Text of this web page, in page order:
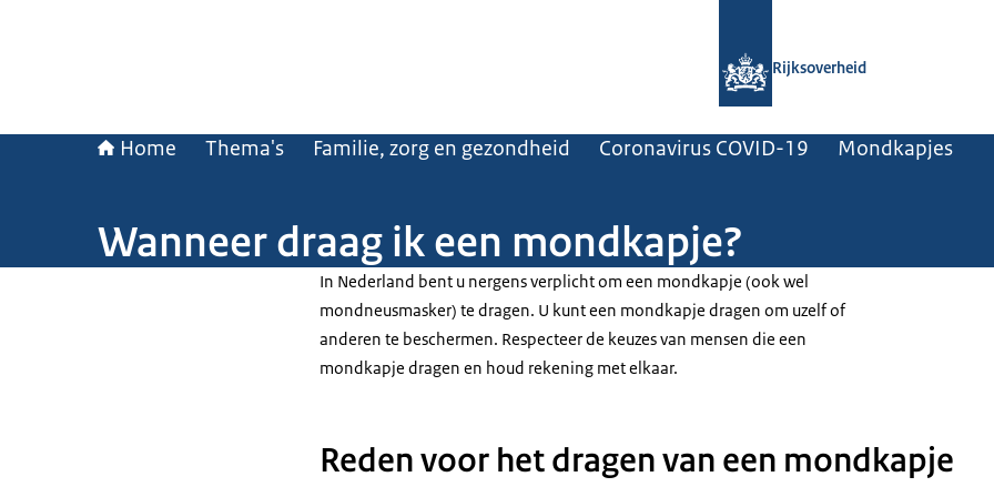
Rijksoverheid
Home Thema's Familie, zorg en gezondheid Coronavirus COVID-19 Mondkapjes
Wanneer draag ik een mondkapje?
In Nederland bent u nergens verplicht om een mondkapje (ook wel
mondneusmasker) te dragen. U kunt een mondkapje dragen om uzelf of
anderen te beschermen. Respecteer de keuzes van mensen die een
mondkapje dragen en houd rekening met elkaar.
Reden voor het dragen van een mondkapje